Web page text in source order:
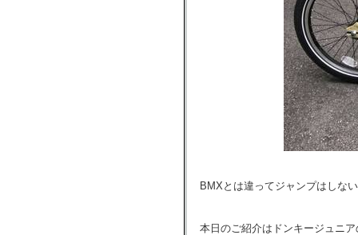
BMXとは違ってジャンプはしな
本日のご紹介はドンキージュニ